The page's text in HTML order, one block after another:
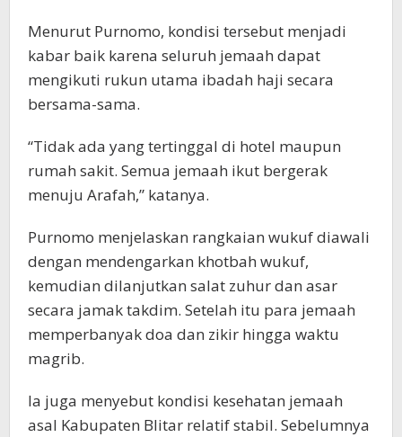
Menurut Purnomo, kondisi tersebut menjadi
kabar baik karena seluruh jemaah dapat
mengikuti rukun utama ibadah haji secara
bersama-sama.
“Tidak ada yang tertinggal di hotel maupun
rumah sakit. Semua jemaah ikut bergerak
menuju Arafah,” katanya.
Purnomo menjelaskan rangkaian wukuf diawali
dengan mendengarkan khotbah wukuf,
kemudian dilanjutkan salat zuhur dan asar
secara jamak takdim. Setelah itu para jemaah
memperbanyak doa dan zikir hingga waktu
magrib.
Ia juga menyebut kondisi kesehatan jemaah
asal Kabupaten Blitar relatif stabil. Sebelumnya